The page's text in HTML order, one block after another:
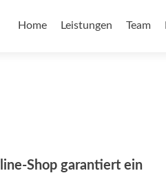
Home Leistungen Team
Shop garantiert ein